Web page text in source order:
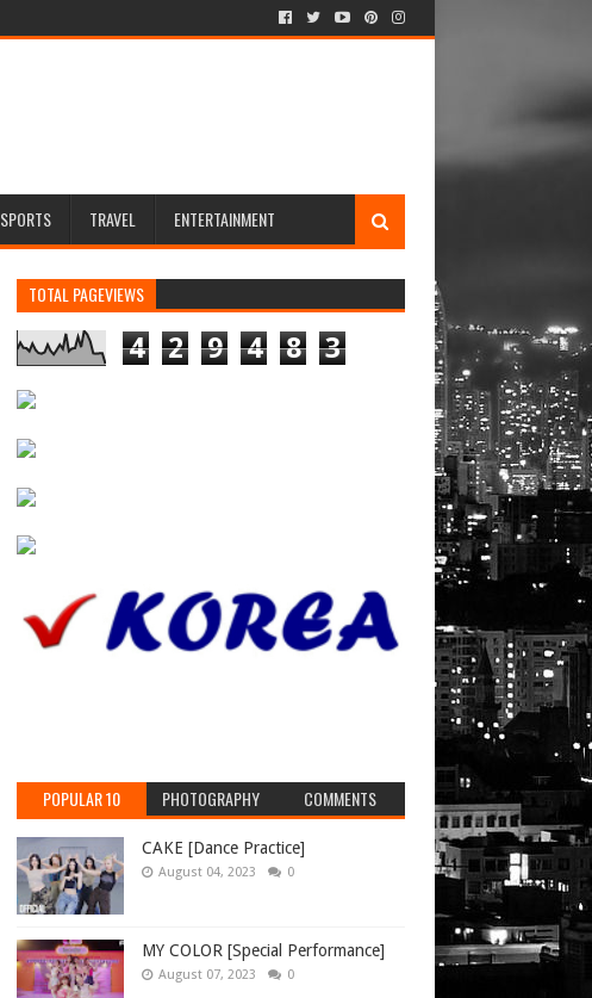
SPORTS TRAVEL ENTERTAINMENT
TOTAL PAGEVIEWS
4 2 9 4 8 3
POPULAR 10 PHOTOGRAPHY COMMENTS
CAKE [Dance Practice]
August 04, 2023 0
MY COLOR [Special Performance]
August 07, 2023 0